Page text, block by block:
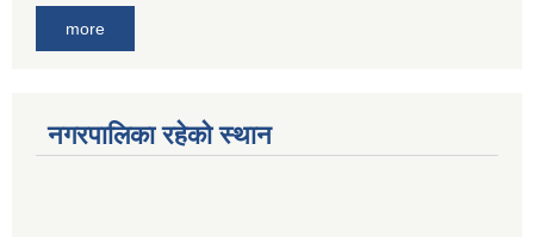
more
नगरपालिका रहेको स्थान